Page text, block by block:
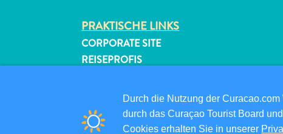
PRAKTISCHE LINKS
CORPORATE SITE
REISEPROFIS
IHR EVENT EINREICHEN
Durch die Nutzung der
durch das Curaçao Tourist Board
Cookies erhalten Sie in unserer